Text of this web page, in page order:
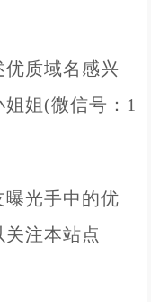
质域名感兴
姐(微信号：1
曝光手中的优
注本站点